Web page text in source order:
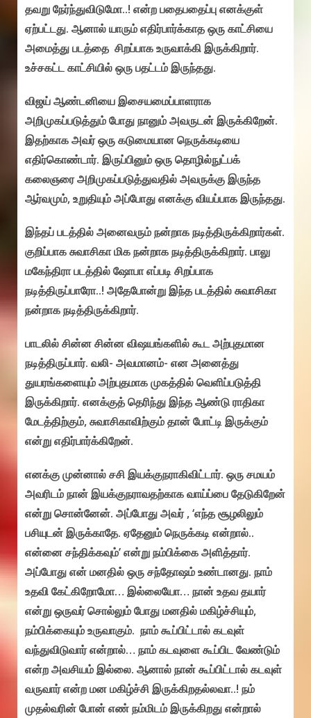
தவறு நேர்ந்துவிடுமோ..! என்ற பதைபதைப்பு எனக்குள்
ஏற்பட்டது. ஆனால் யாரும் எதிர்பார்க்காத ஒரு காட்சியை
அமைத்து படத்தை சிறப்பாக உருவாக்கி இருக்கிறார்.
உச்சகட்ட காட்சியில் ஒரு பதட்டம் இருந்தது.
விஜய் ஆண்டனியை இசையமைப்பாளராக
அறிமுகப்படுத்தும் போது நானும் அவருடன் இருக்கிறேன்.
இதற்காக அவர் ஒரு கடுமையான நெருக்கடியை
எதிர்கொண்டார். இருப்பினும் ஒரு தொழில்நுட்பக்
கலைஞரை அறிமுகப்படுத்துவதில் அவருக்கு இருந்த
ஆர்வமும், உறுதியும் அப்போது எனக்கு வியப்பாக இருந்தது.
இந்தப் படத்தில் அனைவரும் நன்றாக நடித்திருக்கிறார்கள்.
குறிப்பாக சுவாசிகா மிக நன்றாக நடித்திருக்கிறார். பாலு
மகேந்திரா படத்தில் ஷோபா எப்படி சிறப்பாக
நடித்திருப்பாரோ..! அதேபோன்று இந்த படத்தில் சுவாசிகா
நன்றாக நடித்திருக்கிறார்.
பாடலில் சின்ன சின்ன விஷயங்களில் கூட அற்புதமான
நடித்திருப்பார். வலி- அவமானம்- என அனைத்து
துயரங்களையும் அற்புதமாக முகத்தில் வெளிப்படுத்தி
இருக்கிறார். எனக்குத் தெரிந்து இந்த ஆண்டு ராதிகா
மேடத்திற்கும், சுவாசிகாவிற்கும் தான் போட்டி இருக்கும்
என்று எதிர்பார்க்கிறேன்.
எனக்கு முன்னால் சசி இயக்குநராகிவிட்டார். ஒரு சமயம்
அவரிடம் நான் இயக்குநராவதற்காக வாய்ப்பை தேடுகிறேன்
என்று சொன்னேன். அப்போது அவர் , ‘எந்த சூழலிலும்
பசியுடன் இருக்காதே. ஏதேனும் நெருக்கடி என்றால்..
என்னை சந்திக்கவும்’ என்று நம்பிக்கை அளித்தார்.
அப்போது என் மனதில் ஒரு சந்தோஷம் உண்டானது. நாம்
உதவி கேட்கிறோமோ… இல்லையோ… நான் உதவ தயார்
என்று ஒருவர் சொல்லும் போது மனதில் மகிழ்ச்சியும்,
நம்பிக்கையும் உருவாகும். நாம் கூப்பிட்டால் கடவுள்
வந்துவிடுவார் என்றால்… நாம் கடவுளை கூப்பிட வேண்டும்
என்ற அவசியம் இல்லை. ஆனால் நான் கூப்பிட்டால் கடவுள்
வருவார் என்ற மன மகிழ்ச்சி இருக்கிறதல்லவா..! நம்
முதல்வரின் போன் எண் நம்மிடம் இருக்கிறது என்றால்